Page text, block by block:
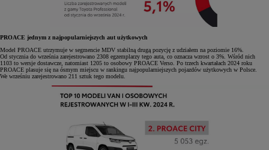
PROACE jednym z najpopularniejszych aut użytkowych
Model PROACE utrzymuje w segmencie MDV stabilną drugą pozycję z udziałem na poziomie 16%.
Od stycznia do września zarejestrowano 2308 egzemplarzy tego auta, co oznacza wzrost o 3%. Wśród nich
1103 to wersje dostawcze, natomiast 1205 to osobowy PROACE Verso. Po trzech kwartałach 2024 roku
PROACE plasuje się na ósmym miejscu w rankingu najpopularniejszych pojazdów użytkowych w Polsce.
We wrześniu zarejestrowano 211 sztuk tego modelu.